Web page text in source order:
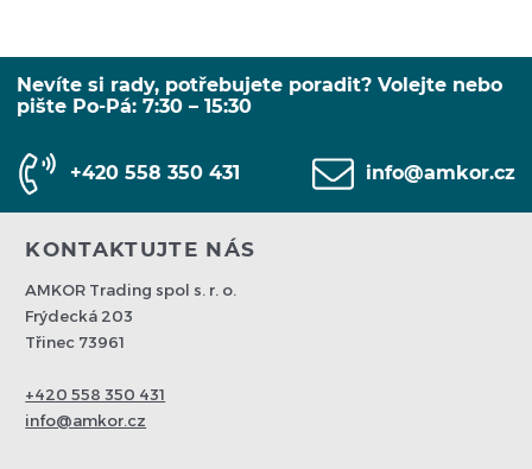
Nevíte si rady, potřebujete poradit? Volejte nebo
pište Po-Pá: 7:30 – 15:30
+420 558 350 431 info@amkor.cz
KONTAKTUJTE NÁS
AMKOR Trading spol s. r. o.
Frýdecká 203
Třinec 73961
+420 558 350 431
info@amkor.cz